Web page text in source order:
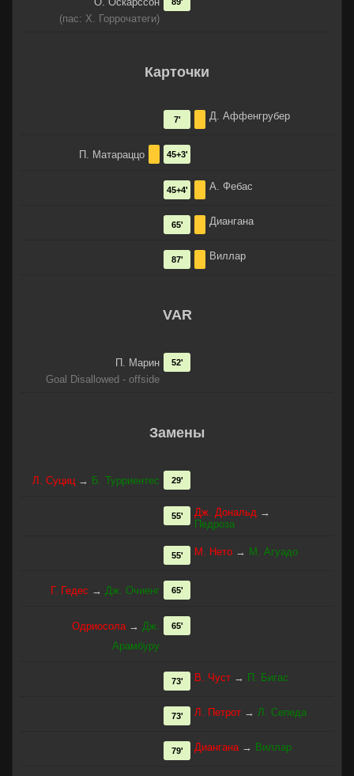
(пас: Х. Горрочатеги)
Карточки
Д. Аффенгрубер
7'
П. Матараццо 45+3'
А. Фебас
45+4'
Диангана
65'
Виллар
87'
VAR
П. Марин
Goal Disallowed - offside
52'
Замены
Л. Суциц → Б. Турриентес 29'
Дж. Дональд →
Педроза
55'
М. Нето → М. Агуадо
55'
Г. Гедес → Дж. Очиенг 65'
Одриосола→ Дж.
Арамбуру
65'
В. Чуст → П. Бигас
73'
Л. Петрот → Л. Сепеда
73'
Диангана→ Виллар
79'